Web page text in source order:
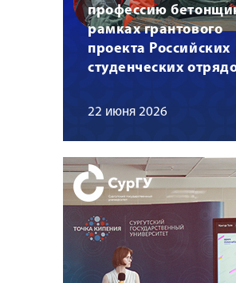
профессию
рамках грантового
проекта Российских
студенческих
22 июня 2026